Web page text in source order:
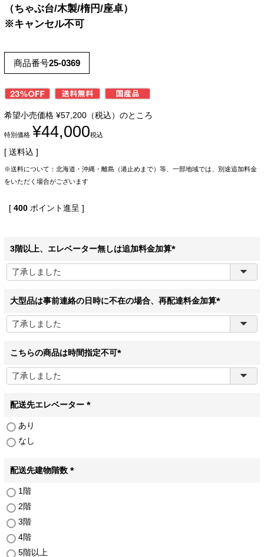
（ちゃぶ台/木製/楕円/座卓）
※キャンセル不可
商品番号25-0369
希望小売価格 ¥57,200 （税込）のところ
特別価格 ¥44,000税込
送料込
※送料について：北海道・沖縄・離島（港止めまで）等、一部地域では、別途追加料金
をいただく場合がございます
[ 400 ポイント進呈 ]
3階以上、エレベーター無しは追加料金加算
(
)
大型品は事前連絡の日時に不在の場合、再配達料金加算
(
こちらの商品は時間指定不可
(
配送先エレベーター
あり
なし
配送先建物階数
1階
2階
3階
4階
5階以上